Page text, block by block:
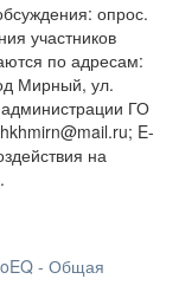
опрос.
участников
по адресам:
Мирный, ул.
ГО
E-
на
- Общая